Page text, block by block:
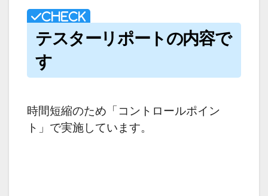
テスターリポートの内容で
す
時間短縮のため「コントロールポイン
ト」で実施しています。